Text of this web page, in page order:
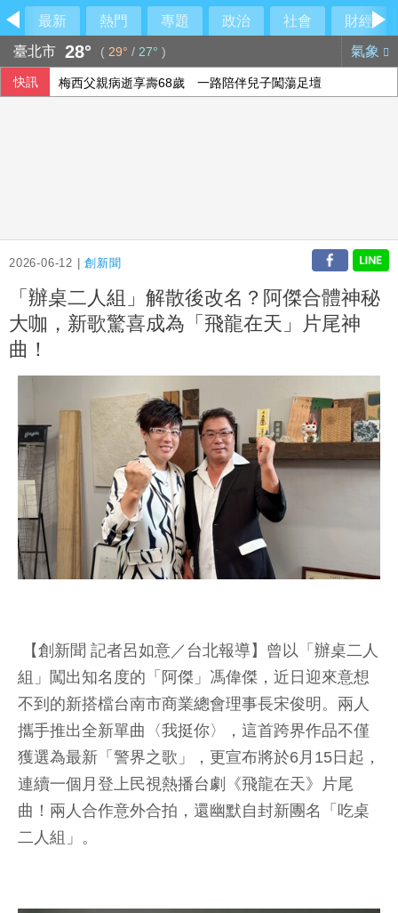
最新 熱門 專題 政治 社會
財經
臺北市 28° ( 29° / 27° ) 氣象
快訊 梅西父親病逝享壽68歲 一路陪伴兒子闖蕩足壇
2026-06-12 |創新聞
「辦桌二人組」解散後改名？阿傑合體神秘
大咖，新歌驚喜成為「飛龍在天」片尾神
曲！
【創新聞 記者呂如意／台北報導】曾以「辦桌二人
組」闖出知名度的「阿傑」馮偉傑，近日迎來意想
不到的新搭檔台南市商業總會理事長宋俊明。兩人
攜手推出全新單曲〈我挺你〉，這首跨界作品不僅
獲選為最新「警界之歌」，更宣布將於6月15日起，
連續一個月登上民視熱播台劇《飛龍在天》片尾
曲！兩人合作意外合拍，還幽默自封新團名「吃桌
二人組」。